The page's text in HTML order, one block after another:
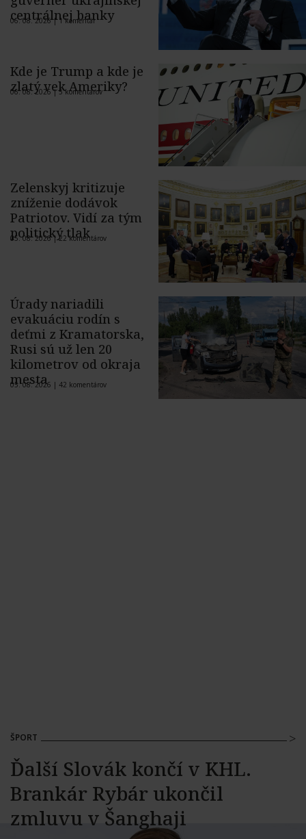
centrálnej banky
06. 08. 2026 |1 komentár
Kde je Trump a kde je
zlatý vek Ameriky?
06. 08. 2026 |5 komentárov
Zelenskyj kritizuje
zníženie dodávok
Patriotov. Vidí za tým
politický tlak
05. 08. 2026 |22 komentárov
Úrady nariadili
evakuáciu rodín s
deťmi z Kramatorska,
Rusi sú už len 20
kilometrov od okraja
mesta
05. 08. 2026 | 42 komentárov
ŠPORT